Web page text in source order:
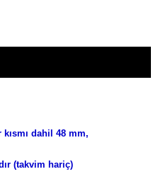
dahil 48 mm,
(takvim hariç)